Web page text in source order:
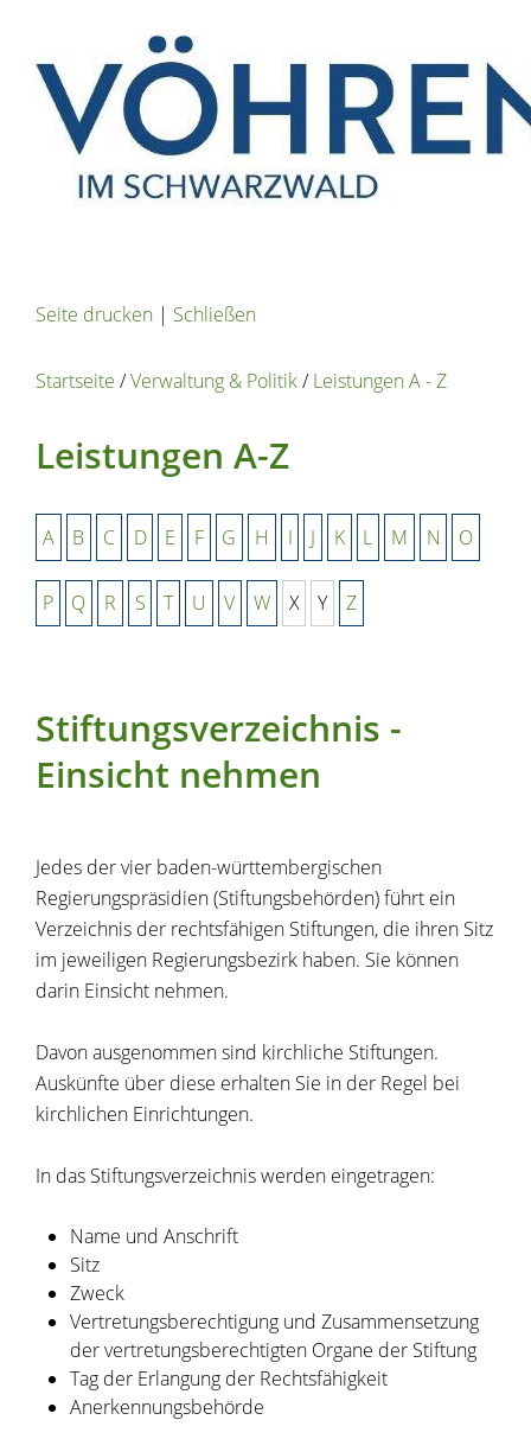
Seite drucken | Schließen
Startseite /Verwaltung & Politik/Leistungen A - Z
Leistungen A-Z
A B C D E F G H I J K L M N O
P Q R S T U V W X Y Z
Stiftungsverzeichnis -
Einsicht nehmen
Jedes der vier baden-württembergischen
Regierungspräsidien (Stiftungsbehörden) führt ein
Verzeichnis der rechtsfähigen Stiftungen, die ihren Sitz
im jeweiligen Regierungsbezirk haben. Sie können
darin Einsicht nehmen.
Davon ausgenommen sind kirchliche Stiftungen.
Auskünfte über diese erhalten Sie in der Regel bei
kirchlichen Einrichtungen.
In das Stiftungsverzeichnis werden eingetragen:
Name und Anschrift
Sitz
Zweck
Vertretungsberechtigung und Zusammensetzung
der vertretungsberechtigten Organe der Stiftung
Tag der Erlangung der Rechtsfähigkeit
Anerkennungsbehörde